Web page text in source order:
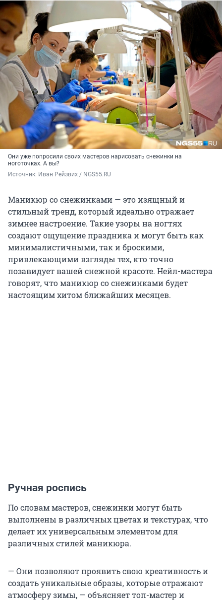
Они уже попросили своих мастеров нарисовать снежинки на
ноготочках. А вы?
Источник: Иван Рейзвих / NGS55.RU
Маникюр со снежинками — это изящный и
стильный тренд, который идеально отражает
зимнее настроение. Такие узоры на ногтях
создают ощущение праздника и могут быть как
минималистичными, так и броскими,
привлекающими взгляды тех, кто точно
позавидует вашей снежной красоте. Нейл-мастера
говорят, что маникюр со снежинками будет
настоящим хитом ближайших месяцев.
Ручная роспись
По словам мастеров, снежинки могут быть
выполнены в различных цветах и текстурах, что
делает их универсальным элементом для
различных стилей маникюра.
— Они позволяют проявить свою креативность и
создать уникальные образы, которые отражают
атмосферу зимы, — объясняет топ-мастер и